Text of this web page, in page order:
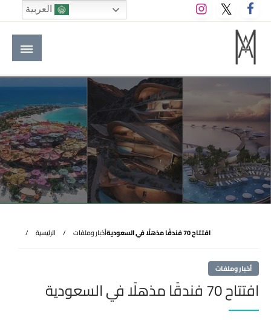
التخطي
إلى
المحتوى
M A hotels | إم ايه هوتيلز
الموقع الأول للعاملين في الفنادق في العالم العربي
الرئيسية أخبار وملفات افتتاح 70 فندقًا مذهلًا في السعودية
أخبار وملفات
افتتاح 70 فندقًا مذهلًا في السعودية
العربية